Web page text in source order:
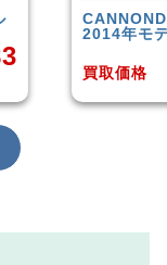
6
ル
買取